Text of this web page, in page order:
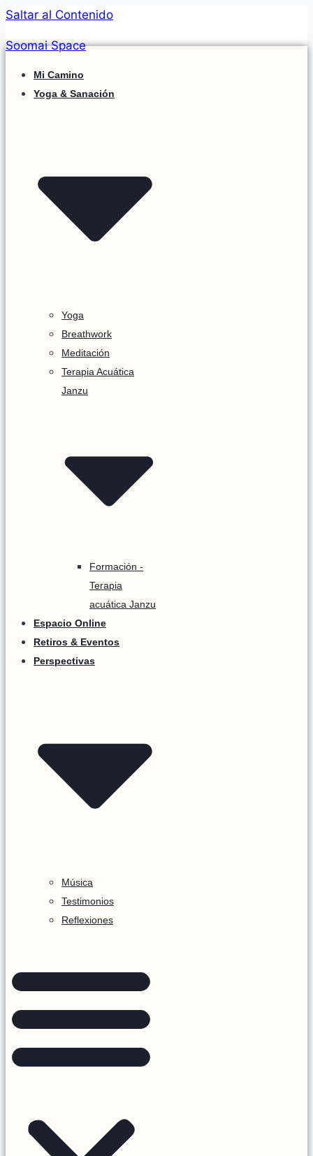
Saltar al Contenido
Soomai Space
Mi Camino
Yoga & Sanación
Yoga
Breathwork
Meditación
Terapia Acuática
Janzu
Formación -
Terapia
acuática Janzu
Espacio Online
Retiros & Eventos
Perspectivas
Música
Testimonios
Reflexiones